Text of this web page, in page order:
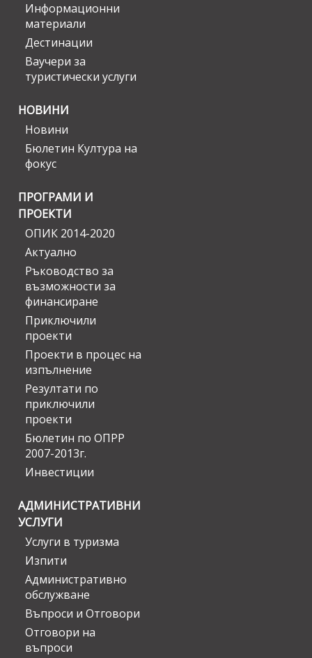
Информационни
материали
Дестинации
Ваучери за
туристически услуги
НОВИНИ
Новини
Бюлетин Култура на
фокус
ПРОГРАМИ И
ПРОЕКТИ
ОПИК 2014-2020
Актуално
Ръководство за
възможности за
финансиране
Приключили
проекти
Проекти в процес на
изпълнение
Резултати по
приключили
проекти
Бюлетин по ОПРР
2007-2013г.
Инвестиции
АДМИНИСТРАТИВНИ
УСЛУГИ
Услуги в туризма
Изпити
Административно
обслужване
Въпроси и Отговори
Отговори на
въпроси